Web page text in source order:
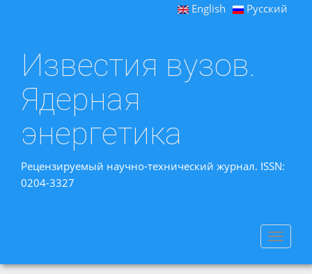
English Русский
Известия вузов.
Ядерная
энергетика
Рецензируемый научно-технический журнал. ISSN:
0204-3327
Toggle